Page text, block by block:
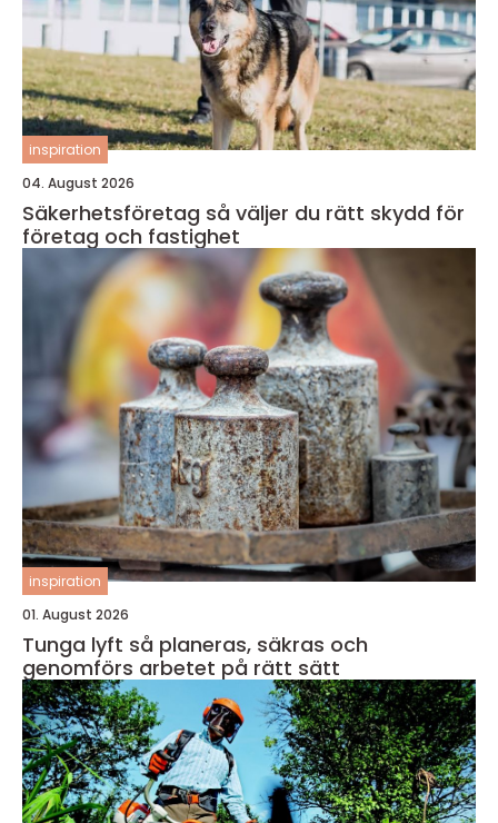
inspiration
04. August 2026
Säkerhetsföretag så väljer du rätt skydd för
företag och fastighet
inspiration
01. August 2026
Tunga lyft så planeras, säkras och
genomförs arbetet på rätt sätt